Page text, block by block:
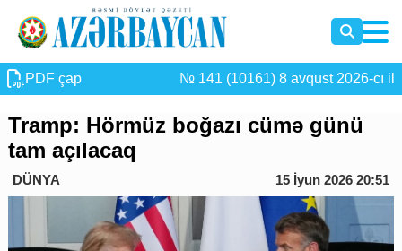
PDF çap № 141 (10161) 8 avqust 2026-cı il
Tramp: Hörmüz boğazı cümə günü
tam açılacaq
DÜNYA 15 İyun 2026 20:51